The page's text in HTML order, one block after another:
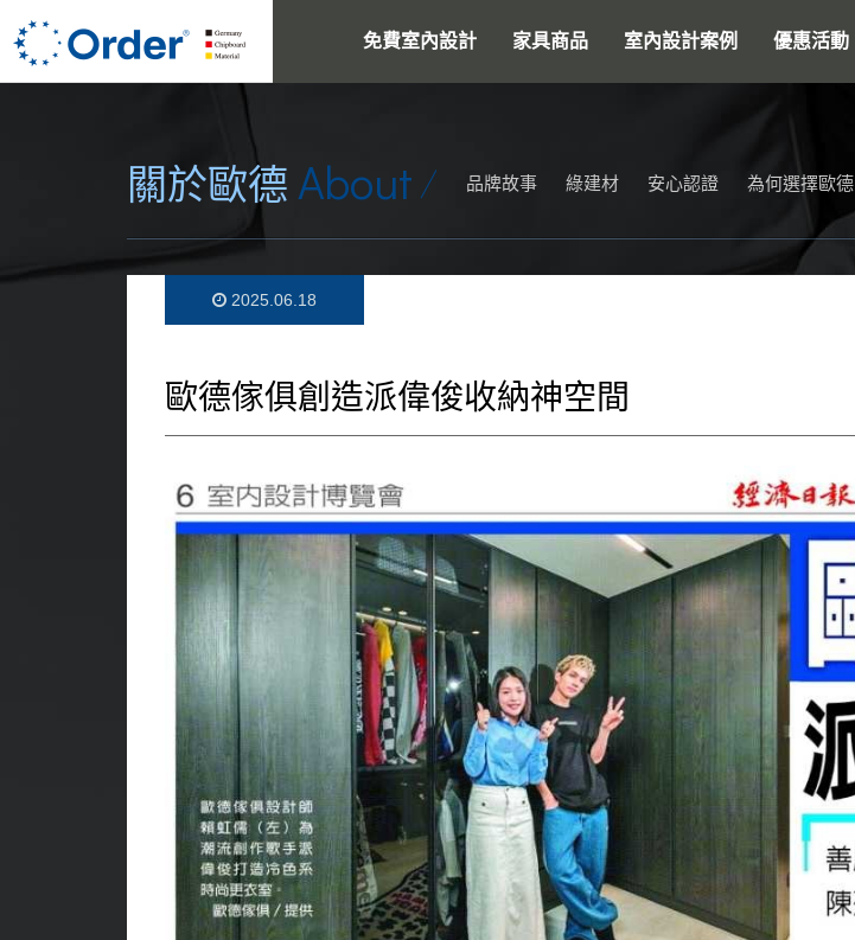
免費室內設計 家具商品 室內設計案例 優惠活動
關於歐德 About 品牌故事 綠建材 安心認證 為何選擇歐德
2025.06.18
歐德傢俱創造派偉俊收納神空間